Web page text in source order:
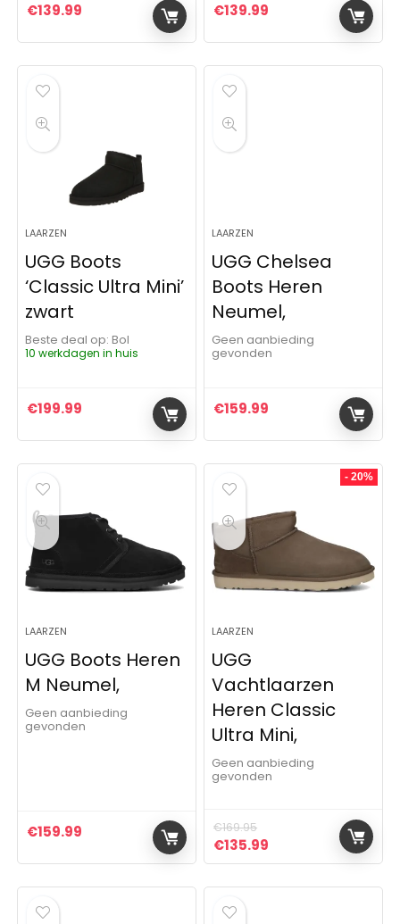
€139.99 €139.99
LAARZEN
UGG Boots
‘Classic Ultra Mini’
zwart
Beste deal op:
Bol
10 werkdagen in huis
€199.99
LAARZEN
UGG Chelsea
Boots Heren
Neumel,
Geen aanbieding
gevonden
€159.99
LAARZEN
UGG Boots Heren
M Neumel,
Geen aanbieding
gevonden
€159.99
- 20%
LAARZEN
UGG
Vachtlaarzen
Heren Classic
Ultra Mini,
Geen aanbieding
gevonden
€169.95
Oorspronkelijke prijs was:
€135.99 Huidige prijs is: